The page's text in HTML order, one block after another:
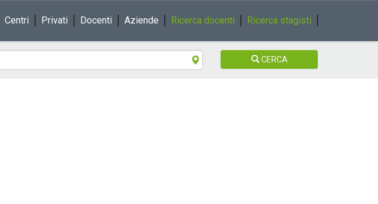
Centri Privati Docenti Aziende Ricerca docenti Ricerca stagisti
CERCA